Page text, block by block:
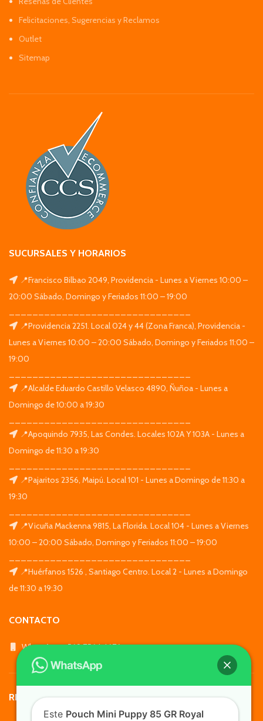
Felicitaciones, Sugerencias y Reclamos
Outlet
Sitemap
SUCURSALES Y HORARIOS
📍Francisco Bilbao 2049, Providencia - Lunes a Viernes 10:00 –
20:00 Sábado, Domingo y Feriados 11:00 – 19:00
📍Providencia 2251. Local 024 y 44 (Zona Franca), Providencia -
Lunes a Viernes 10:00 – 20:00 Sábado, Domingo y Feriados 11:00 –
19:00
📍Alcalde Eduardo Castillo Velasco 4890, Ñuñoa - Lunes a
Domingo de 10:00 a 19:30
📍Apoquindo 7935, Las Condes. Locales 102A Y 103A - Lunes a
Domingo de 11:30 a 19:30
📍Pajaritos 2356, Maipú. Local 101 - Lunes a Domingo de 11:30 a
19:30
📍Vicuña Mackenna 9815, La Florida. Local 104 - Lunes a Viernes
10:00 – 20:00 Sábado, Domingo y Feriados 11:00 – 19:00
📍Huérfanos 1526 , Santiago Centro. Local 2 - Lunes a Domingo
de 11:30 a 19:30
CONTACTO
WhatsApp: +569 7564 4676
REDES SOCIALES
Este Pouch Mini Puppy 85 GR Royal